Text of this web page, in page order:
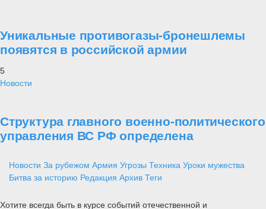
Уникальные противогазы-бронешлемы
появятся в российской армии
5
Новости
Структура главного военно-политического
управления ВС РФ определена
Новости За рубежом Армия Угрозы Техника Уроки мужества
Битва за историю Редакция Архив Теги
Хотите всегда быть в курсе событий отечественной и